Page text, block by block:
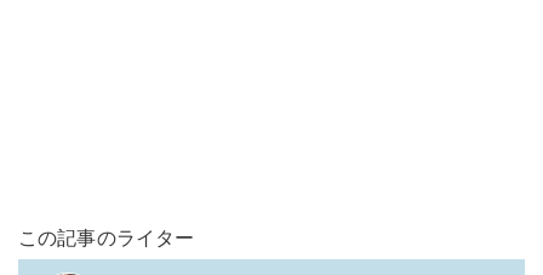
この記事のライター